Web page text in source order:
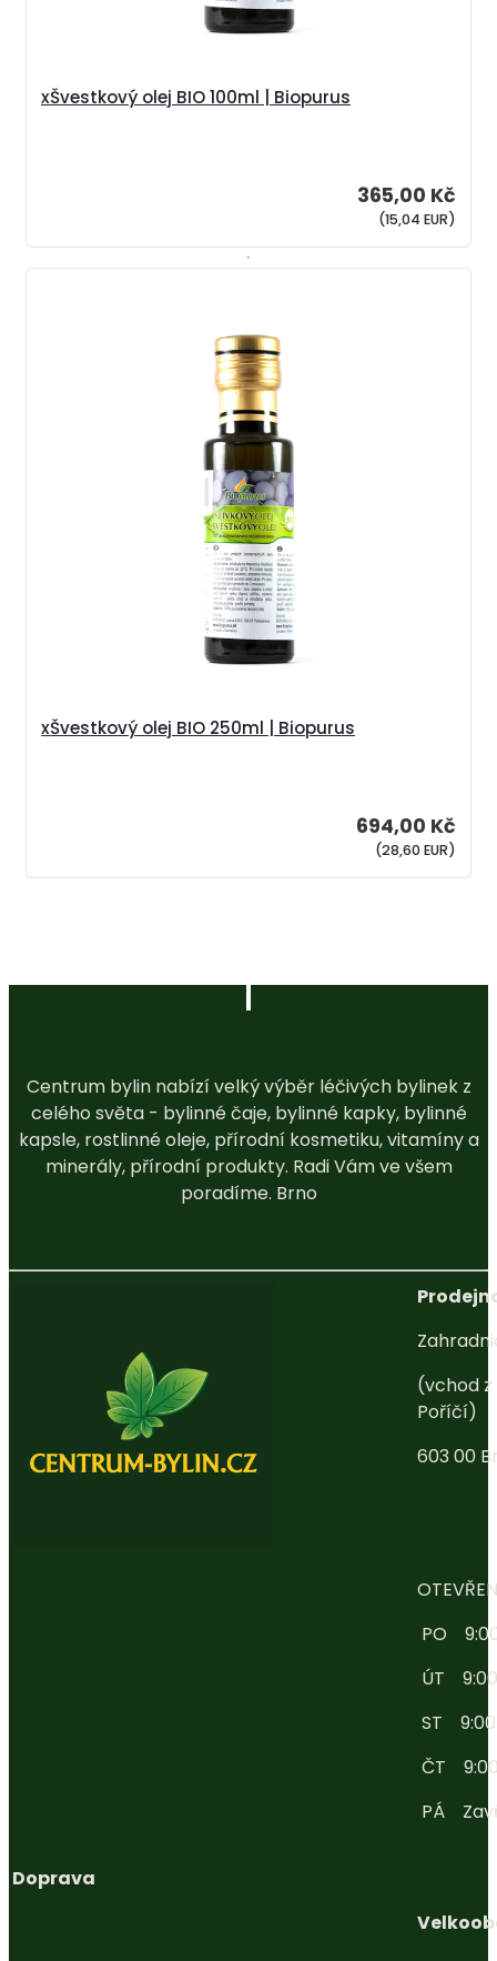
xŠvestkový olej BIO 100ml | Biopurus
365,00 Kč
(15,04 EUR)
xŠvestkový olej BIO 250ml | Biopurus
694,00 Kč
(28,60 EUR)
Centrum bylin nabízí velký výběr léčivých bylinek z
celého světa - bylinné čaje, bylinné kapky, bylinné
kapsle, rostlinné oleje, přírodní kosmetiku, vitamíny a
minerály, přírodní produkty. Radi Vám ve všem
poradíme. Brno
(vchod
Poříčí)
603 00
PO
ÚT 9:00
ST 9:00
ČT 9:00
PÁ
Doprava